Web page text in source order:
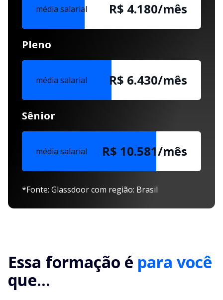
média salarial R$ 4.180/mês
Pleno
média salarial R$ 6.430/mês
Sênior
média salarial R$ 10.581/mês
*Fonte: Glassdoor com região: Brasil
Essa formação é para você
que...